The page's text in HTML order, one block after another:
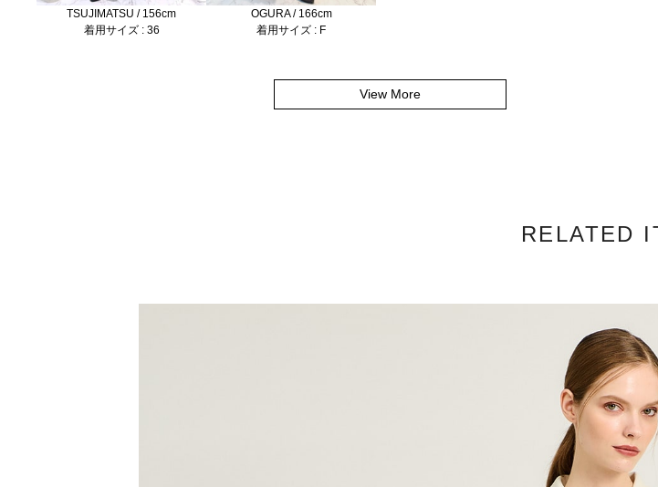
TSUJIMATSU / 156cm
着用サイズ : 36
OGURA / 166cm
着用サイズ : F
View More
RELATED